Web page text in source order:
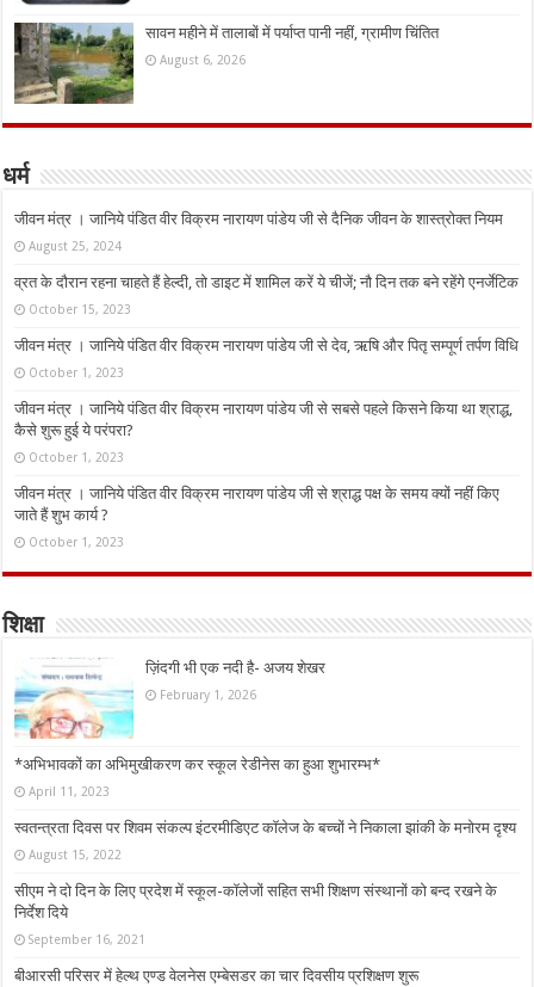
सावन महीने में तालाबों में पर्याप्त पानी नहीं, ग्रामीण चिंतित
August 6, 2026
धर्म
जीवन मंत्र । जानिये पंडित वीर विक्रम नारायण पांडेय जी से दैनिक जीवन के शास्त्रोक्त नियम
August 25, 2024
व्रत के दौरान रहना चाहते हैं हेल्दी, तो डाइट में शामिल करें ये चीजें; नौ दिन तक बने रहेंगे एनर्जेटिक
October 15, 2023
जीवन मंत्र । जानिये पंडित वीर विक्रम नारायण पांडेय जी से देव, ऋषि और पितृ सम्पूर्ण तर्पण विधि
October 1, 2023
जीवन मंत्र । जानिये पंडित वीर विक्रम नारायण पांडेय जी से सबसे पहले किसने किया था श्राद्ध,
कैसे शुरू हुई ये परंपरा?
October 1, 2023
जीवन मंत्र । जानिये पंडित वीर विक्रम नारायण पांडेय जी से श्राद्ध पक्ष के समय क्यों नहीं किए
जाते हैं शुभ कार्य ?
October 1, 2023
शिक्षा
ज़िंदगी भी एक नदी है- अजय शेखर
February 1, 2026
*अभिभावकों का अभिमुखीकरण कर स्कूल रेडीनेस का हुआ शुभारम्भ*
April 11, 2023
स्वतन्त्रता दिवस पर शिवम संकल्प इंटरमीडिएट कॉलेज के बच्चों ने निकाला झांकी के मनोरम दृश्य
August 15, 2022
सीएम ने दो दिन के लिए प्रदेश में स्कूल-कॉलेजों सहित सभी शिक्षण संस्थानों को बन्द रखने के
निर्देश दिये
September 16, 2021
बीआरसी परिसर में हेल्थ एण्ड वेलनेस एम्बेसडर का चार दिवसीय प्रशिक्षण शुरू